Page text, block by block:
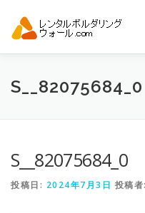
トップ 自動見積り
S__82075684_0
S__82075684_0
投稿日: 2024年7月3日 投稿者: